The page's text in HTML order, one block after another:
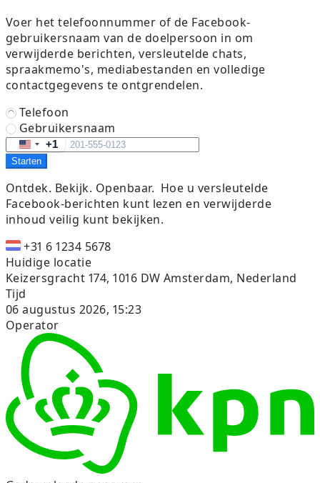
Voer het telefoonnummer of de Facebook-
gebruikersnaam van de doelpersoon in om
verwijderde berichten, versleutelde chats,
spraakmemo's, mediabestanden en volledige
contactgegevens te ontgrendelen.
Telefoon
Gebruikersnaam
United
States
+1
Starten
Ontdek. Bekijk. Openbaar. Hoe u versleutelde
Facebook-berichten kunt lezen en verwijderde
inhoud veilig kunt bekijken.
+31 6 1234 5678
Huidige locatie
Keizersgracht 174, 1016 DW Amsterdam, Nederland
Tijd
06 augustus 2026, 15:23
Operator